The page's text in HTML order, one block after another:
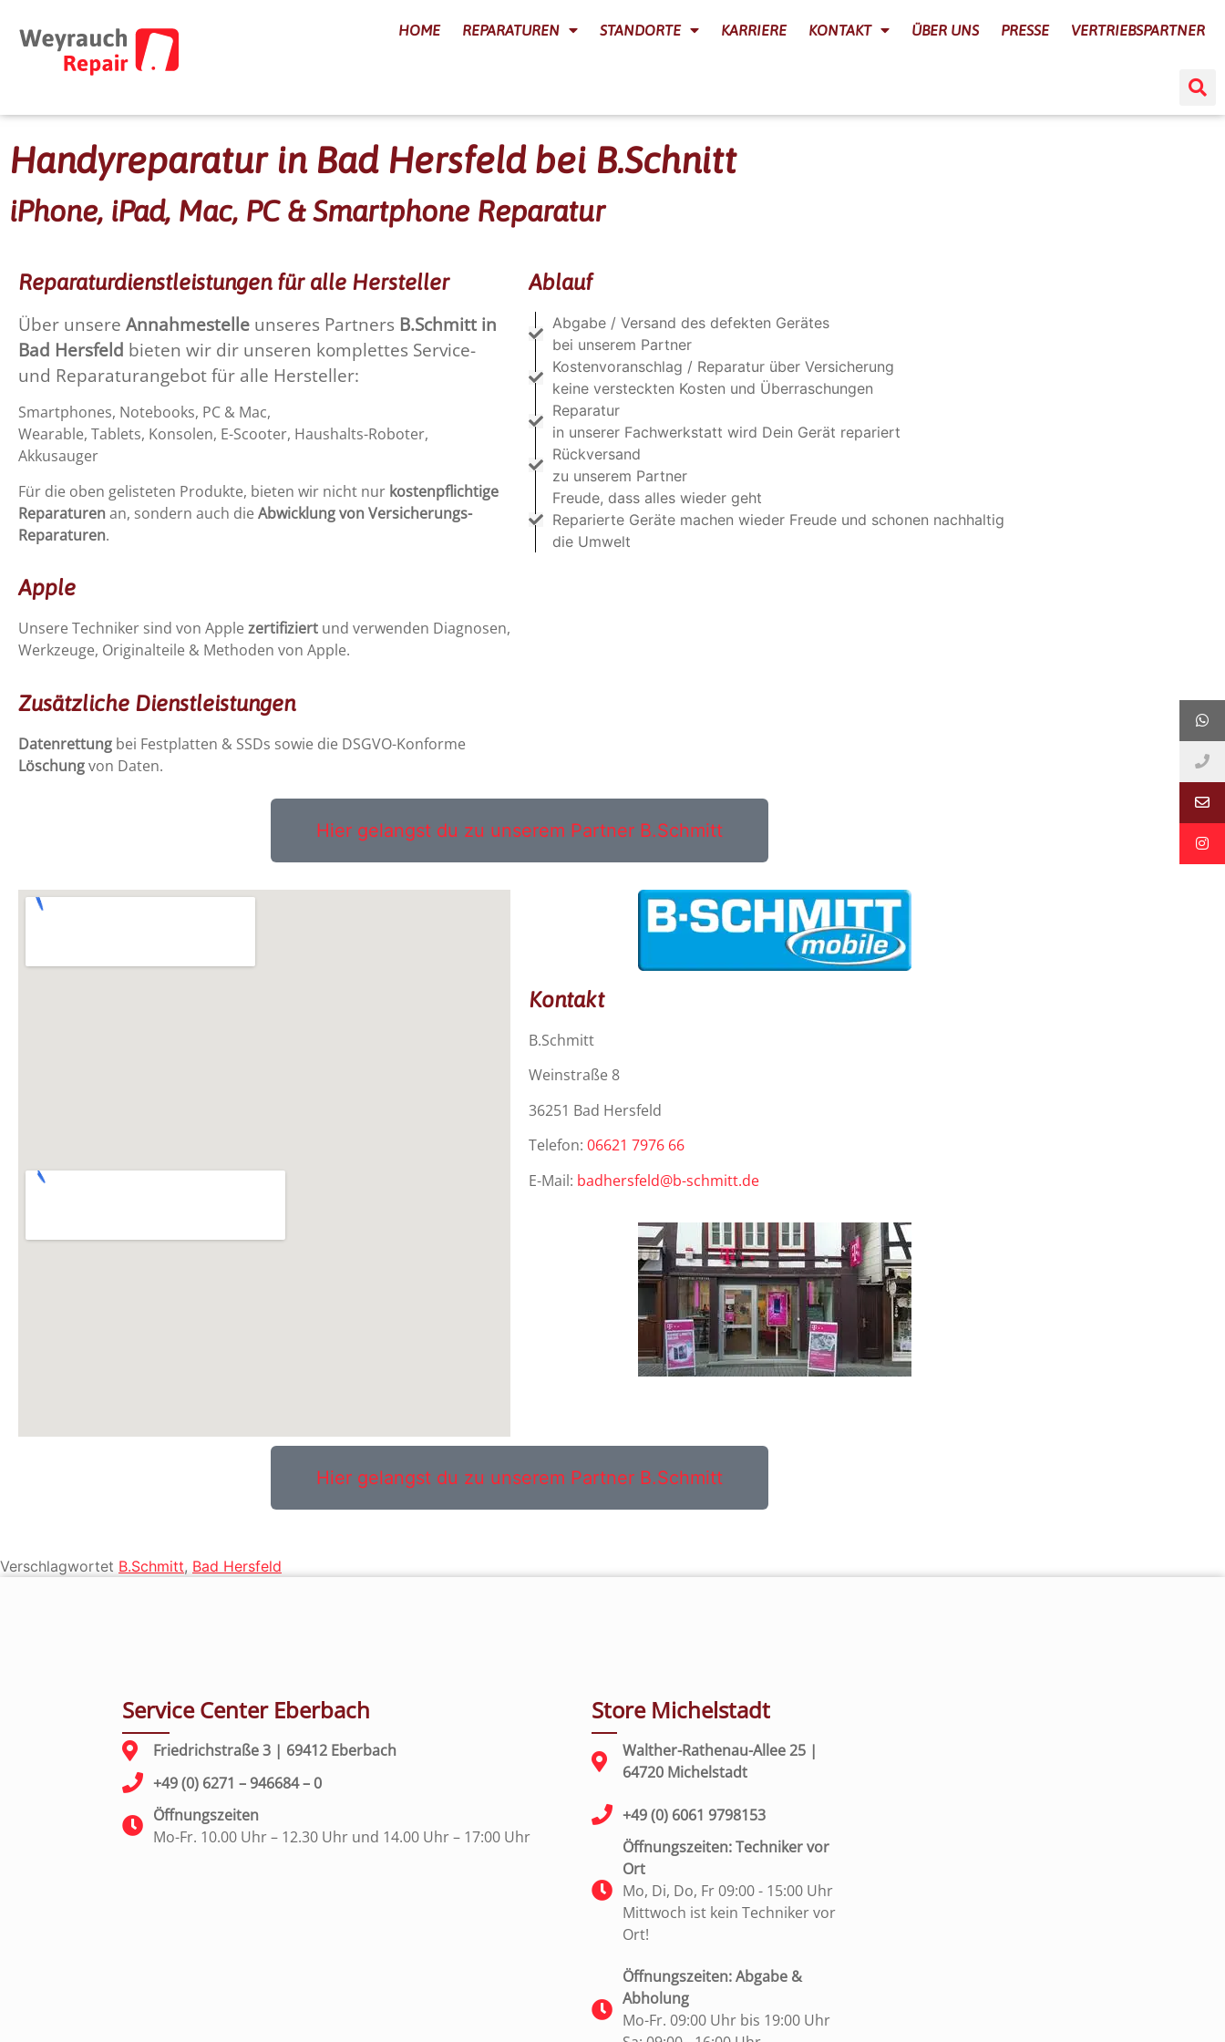
HOME REPARATUREN STANDORTE KARRIERE KONTAKT ÜBER UNS PRESSE VERTRIEBSPARTNER
Handyreparatur in Bad Hersfeld bei B.Schnitt
iPhone, iPad, Mac, PC & Smartphone Reparatur
Reparaturdienstleistungen für alle Hersteller
Über unsere Annahmestelle unseres Partners B.Schmitt in
Bad Hersfeld bieten wir dir unseren komplettes Service-
und Reparaturangebot für alle Hersteller:
Smartphones, Notebooks, PC & Mac,
Wearable, Tablets, Konsolen, E-Scooter, Haushalts-Roboter,
Akkusauger
Für die oben gelisteten Produkte, bieten wir nicht nur kostenpflichtige
Reparaturenan, sondern auch die Abwicklung von Versicherungs-
Reparaturen.
Apple
Unsere Techniker sind von Apple zertifiziert und verwenden Diagnosen,
Werkzeuge, Originalteile & Methoden von Apple.
Zusätzliche Dienstleistungen
Datenrettung bei Festplatten & SSDs sowie die DSGVO-Konforme
Löschungvon Daten.
Ablauf
Abgabe / Versand des defekten Gerätes
bei unserem Partner
Kostenvoranschlag / Reparatur über Versicherung
keine versteckten Kosten und Überraschungen
Reparatur
in unserer Fachwerkstatt wird Dein Gerät repariert
Rückversand
zu unserem Partner
Freude, dass alles wieder geht
Reparierte Geräte machen wieder Freude und schonen nachhaltig
die Umwelt
Hier gelangst du zu unserem Partner B.Schmitt
Kontakt
B.Schmitt
Weinstraße 8
36251 Bad Hersfeld
Telefon: 06621 7976 66
E-Mail: badhersfeld@b-schmitt.de
Hier gelangst du zu unserem Partner B.Schmitt
Verschlagwortet B.Schmitt, Bad Hersfeld
Service Center Eberbach
Friedrichstraße 3 | 69412 Eberbach
+49 (0) 6271 – 946684 – 0
Öffnungszeiten
Mo-Fr. 10.00 Uhr – 12.30 Uhr und 14.00 Uhr – 17:00 Uhr
Store Michelstadt
Walther-Rathenau-Allee 25 |
64720 Michelstadt
+49 (0) 6061 9798153
Öffnungszeiten: Techniker vor
Ort
Mo, Di, Do, Fr 09:00 - 15:00 Uhr
Mittwoch ist kein Techniker vor
Ort!
Öffnungszeiten: Abgabe &
Abholung
Mo-Fr. 09:00 Uhr bis 19:00 Uhr